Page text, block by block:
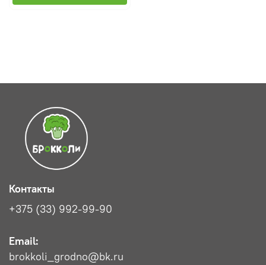
Контакты
+375 (33) 992-99-90
Email:
brokkoli_grodno@bk.ru